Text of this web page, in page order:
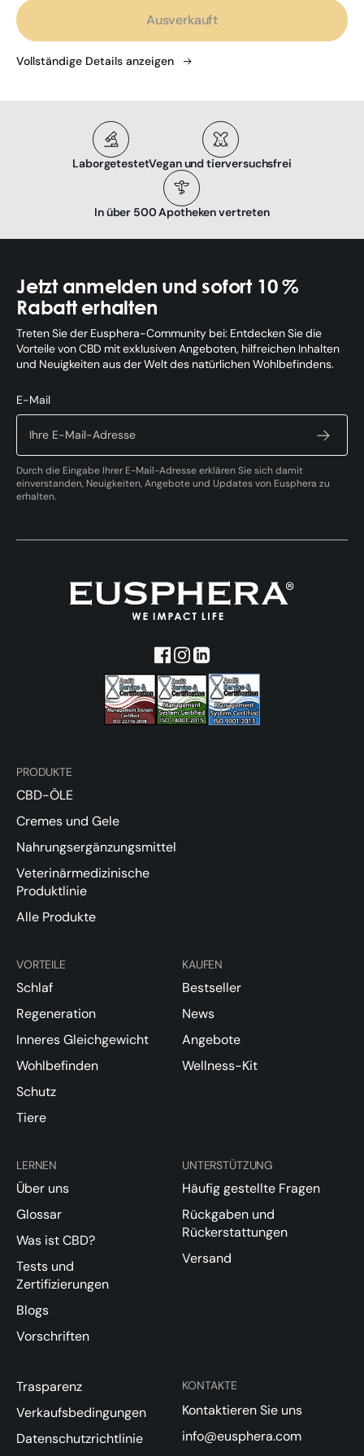
Ausverkauft
Vollständige Details anzeigen
LaborgetestetVegan und tierversuchsfrei
In über 500 Apotheken vertreten
Jetzt anmelden und sofort 10 %
Rabatt erhalten
Treten Sie der Eusphera-Community bei: Entdecken Sie die
Vorteile von CBD mit exklusiven Angeboten, hilfreichen Inhalten
und Neuigkeiten aus der Welt des natürlichen Wohlbefindens.
E-Mail
Durch die Eingabe Ihrer E-Mail-Adresse erklären Sie sich damit
einverstanden, Neuigkeiten, Angebote und Updates von Eusphera zu
erhalten.
PRODUKTE
CBD-ÖLE
Cremes und Gele
Nahrungsergänzungsmittel
Veterinärmedizinische
Produktlinie
Alle Produkte
VORTEILE
Schlaf
Regeneration
Inneres Gleichgewicht
Wohlbefinden
Schutz
Tiere
KAUFEN
Bestseller
News
Angebote
Wellness-Kit
LERNEN
Über uns
Glossar
Was ist CBD?
Tests und
Zertifizierungen
Blogs
Vorschriften
KONTAKTE
Kontaktieren Sie uns
info@eusphera.com
UNTERSTÜTZUNG
Häufig gestellte Fragen
Rückgaben und
Rückerstattungen
Versand
Trasparenz
Verkaufsbedingungen
Datenschutzrichtlinie